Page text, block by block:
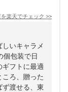
楽天でチェック >>
いキャラメ
個包装で日
フトに最適
ろ、贈った
渡せる、東